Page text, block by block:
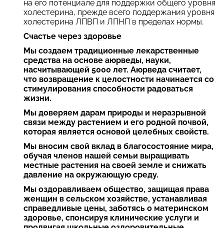
на его потенциале для поддержки общего уровня
холестерина, прежде всего поддержания уровня
холестерина ЛПВП и ЛПНП в пределах нормы.
Счастье через здоровье
Мы создаем традиционные лекарственные
средства на основе аюрведы, науки,
насчитывающей 5000 лет. Аюрведа считает,
что возвращение к целостности начинается со
стимулирования способности радоваться
жизни.
Мы доверяем дарам природы и неразрывной
связи между растением и его родной почвой,
которая является основой целебных свойств.
Мы вносим свой вклад в благосостояние мира,
обучая членов нашей семьи выращивать
местные растения на своей земле и снижать
давление на окружающую среду.
Мы оздоравливаем общество, защищая права
женщин в сельском хозяйстве, устанавливая
справедливые цены, заботясь о материнском
здоровье, спонсируя клинические услуги и